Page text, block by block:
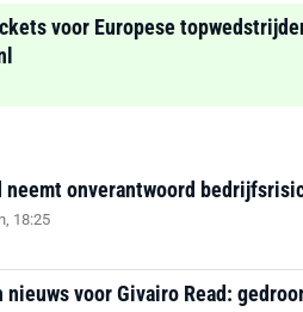
voor Europese
neemt onverantwoord
18:25
nieuws voor Givairo Read: